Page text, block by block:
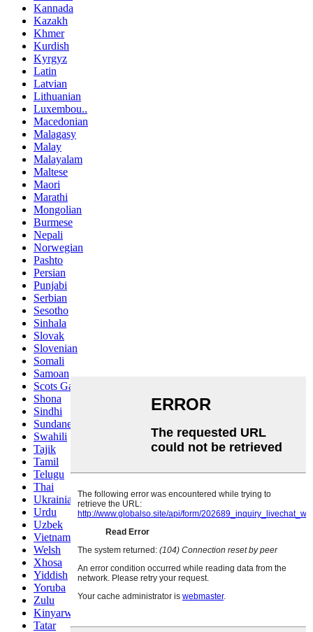
Kannada
Kazakh
Khmer
Kurdish
Kyrgyz
Latin
Latvian
Lithuanian
Luxembou..
Macedonian
Malagasy
Malay
Malayalam
Maltese
Maori
Marathi
Mongolian
Burmese
Nepali
Norwegian
Pashto
Persian
Punjabi
Serbian
Sesotho
Sinhala
Slovak
Slovenian
Somali
Samoan
Scots Gaelic
Shona
Sindhi
Sundanese
Swahili
Tajik
Tamil
Telugu
Thai
Ukrainian
Urdu
Uzbek
Vietnamese
Welsh
Xhosa
Yiddish
Yoruba
Zulu
Kinyarwanda
Tatar